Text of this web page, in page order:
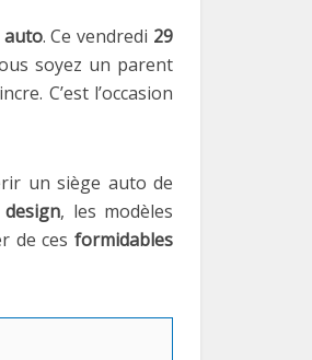
auto. Ce vendredi 29
soyez un parent
C’est l’occasion
un siège auto de
design, les modèles
de ces formidables